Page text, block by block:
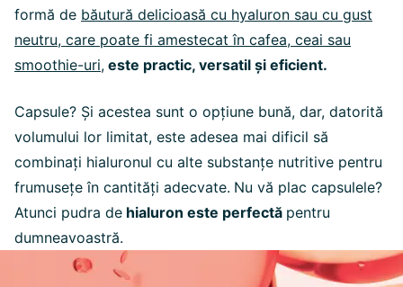
formă de băutură delicioasă cu hyaluron sau cu gust
neutru, care poate fi amestecat în cafea, ceai sau
smoothie-uri, este practic, versatil și eficient.
Capsule? Și acestea sunt o opțiune bună, dar, datorită
volumului lor limitat, este adesea mai dificil să
combinați hialuronul cu alte substanțe nutritive pentru
frumusețe în cantități adecvate. Nu vă plac capsulele?
Atunci pudra de hialuron este perfectă pentru
dumneavoastră.